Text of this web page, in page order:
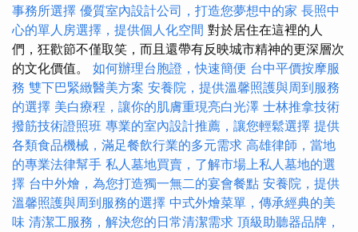
事務所選擇 優質室內設計公司，打造您夢想中的家 長照中
心的單人房選擇，提供個人化空間 對於居住在這裡的人
們，狂歡節不僅取笑，而且還帶有反映城市精神的更深層次
的文化價值。 如何辦理台胞證，快速簡便 台中平價按摩服
務 雙下巴緊緻醫美方案 安養院，提供溫馨照護與周到服務
的選擇 美白療程，讓你的肌膚重現亮白光澤 士林推拿技術
撥筋技術證照班 專業的室內設計推薦，讓您輕鬆選擇 提供
各類食品機械，滿足餐飲行業的多元需求 高雄律師，當地
的專業法律幫手 私人墓地買賣，了解市場上私人墓地的選
擇 台中外燴，為您打造獨一無二的宴會餐點 安養院，提供
溫馨照護與周到服務的選擇 中式外燴菜單，傳承經典的美
味 清潔工服務，解決您的日常清潔需求 頂級助聽器品牌，